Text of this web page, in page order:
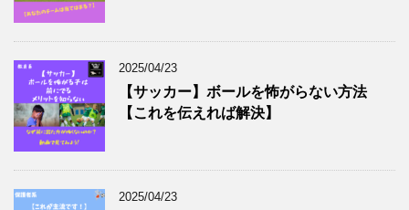
2025/04/23
【サッカー】ボールを怖がらない方法
【これを伝えれば解決】
2025/04/23